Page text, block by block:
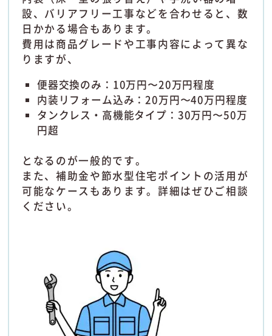
設、バリアフリー工事などを合わせると、数
日かかる場合もあります。
費用は商品グレードや工事内容によって異な
りますが、
便器交換のみ：10万円〜20万円程度
内装リフォーム込み：20万円〜40万円程度
タンクレス・高機能タイプ：30万円〜50万
円超
となるのが一般的です。
また、補助金や節水型住宅ポイントの活用が
可能なケースもあります。詳細はぜひご相談
ください。